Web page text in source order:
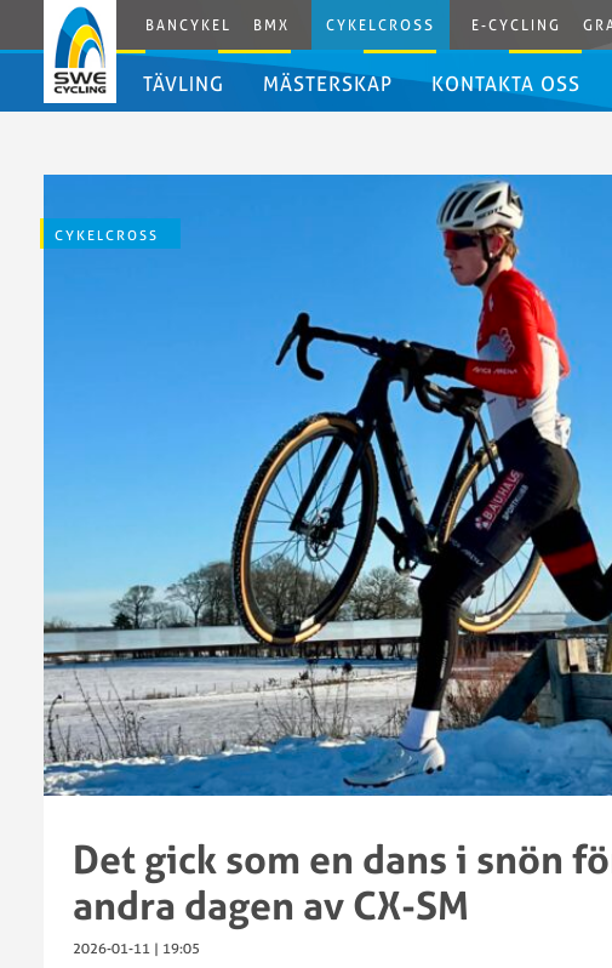
BANCYKEL BMX CYKELCROSS E-CYCLING
TÄVLING
Tävlingskalender
2025/2026
2024
SWE
Cup
2023
SWE
Cup
och
CX-
SWE
Cup
och
CX-
MÄSTERSKAP
Cykelcross
2025
SM
Cykelcross
2024
SM
Cykelcross
2023
SM
Cykelcross
2022
SM
Cykelcross
2021
SM
Cykelcross
2020
Cykelcross
2018
KONTAKTA OSS
CYKELCROSS
Det gick som en dans i snön
andra dagen av CX-SM
2026-01-11 | 19:05